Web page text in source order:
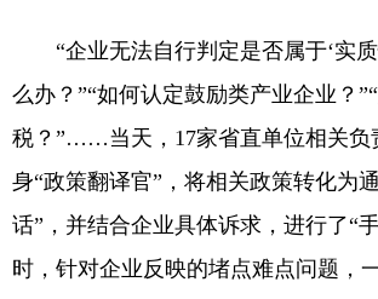
“企业无法自行判定是否属于‘实质
么办？”“如何认定鼓励类产业企业？
税？”……当天，17家省直单位相关负
身“政策翻译官”，将相关政策转化为
话”，并结合企业具体诉求，进行了“
时，针对企业反映的堵点难点问题，